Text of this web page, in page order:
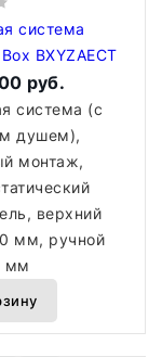
система
BXYZAECT
руб.
система (с
душем),
монтаж,
верхний
мм, ручной
мм